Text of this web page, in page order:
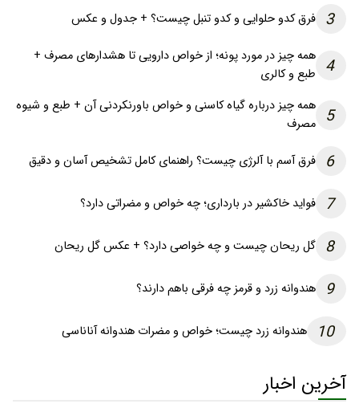
3 فرق کدو حلوایی و کدو تنبل چیست؟ + جدول و عکس
4 همه چیز در مورد پونه؛ از خواص دارویی تا هشدارهای مصرف +
طبع و کالری
5
همه چیز درباره گیاه کاسنی و خواص باورنکردنی آن + طبع و شیوه
مصرف
6 فرق آسم با آلرژی چیست؟ راهنمای کامل تشخیص آسان و دقیق
7 فواید خاکشیر در بارداری؛ چه خواص و مضراتی دارد؟
8 گل ریحان چیست و چه خواصی دارد؟ + عکس گل ریحان
9 هندوانه زرد و قرمز چه فرقی باهم دارند؟
10 هندوانه زرد چیست؛ خواص و مضرات هندوانه آناناسی
آخرین اخبار